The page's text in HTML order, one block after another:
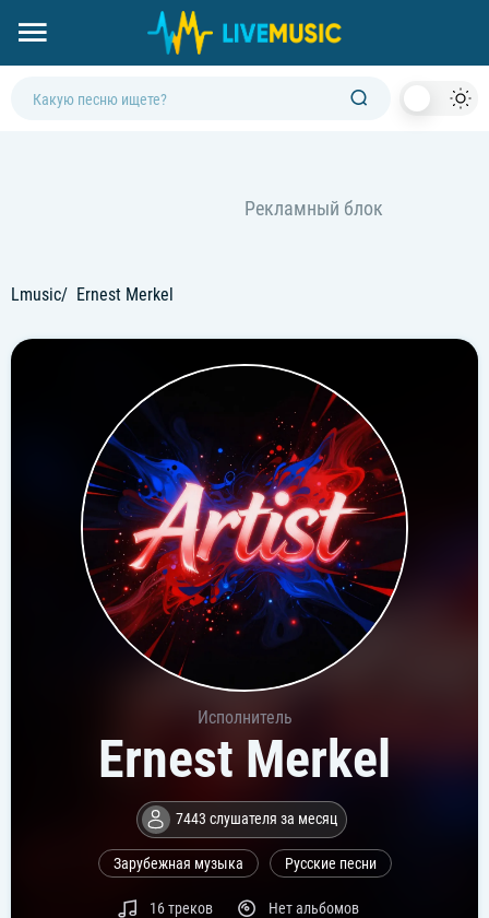
Lmusic Ernest Merkel
Исполнитель
Ernest Merkel
7443 слушателя за месяц
Зарубежная музыка Русские песни
16 треков Нет альбомов